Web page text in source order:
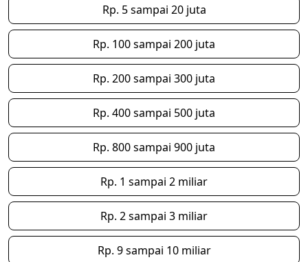
Rp. 5 sampai 20 juta
Rp. 100 sampai 200 juta
Rp. 200 sampai 300 juta
Rp. 400 sampai 500 juta
Rp. 800 sampai 900 juta
Rp. 1 sampai 2 miliar
Rp. 2 sampai 3 miliar
Rp. 9 sampai 10 miliar